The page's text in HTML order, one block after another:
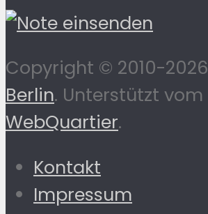
Copyright © 2010-2026
Berlin. Unterstützt vom
WebQuartier.
Kontakt
Impressum